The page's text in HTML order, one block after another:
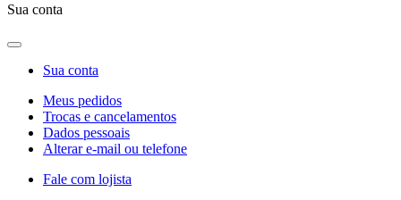
Sua conta
Sua conta
Meus pedidos
Trocas e cancelamentos
Dados pessoais
Alterar e-mail ou telefone
Fale com lojista